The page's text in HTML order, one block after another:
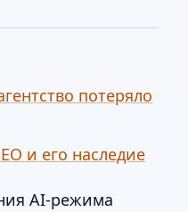
потеряло
и его наследие
AI-режима